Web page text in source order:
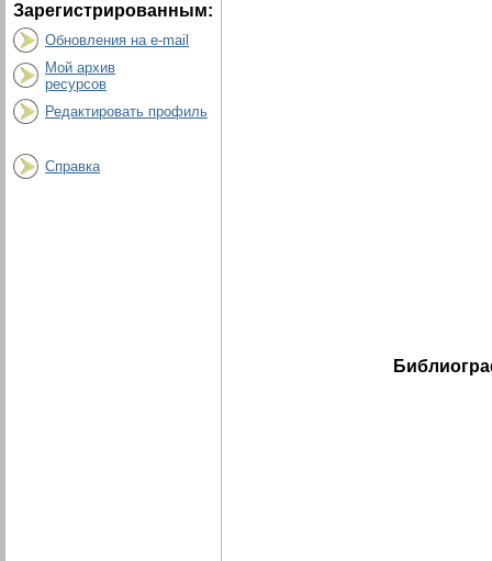
Зарегистрированным:
Обновления на e-mail
Мой архив
ресурсов
Редактировать профиль
Справка